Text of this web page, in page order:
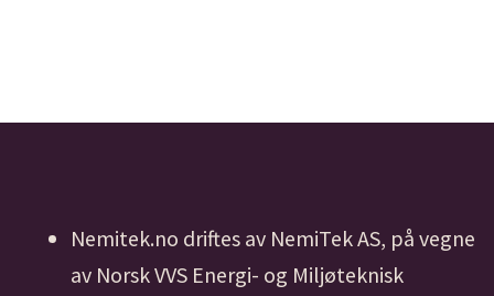
Nemitek.no driftes av NemiTek AS, på vegne
av Norsk VVS Energi- og Miljøteknisk